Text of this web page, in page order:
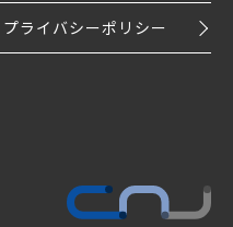
プライバシーポリシー